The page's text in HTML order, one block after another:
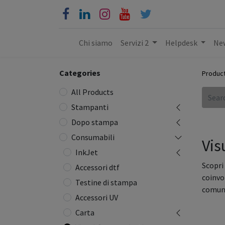
Chi siamo Servizi 2 Helpdesk
Categories
All Products
Stampanti
Dopo stampa
Consumabili
InkJet
Accessori dtf
Testine di stampa
Accessori UV
Carta